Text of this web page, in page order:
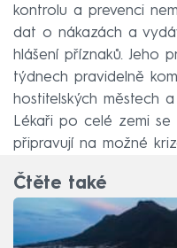
kontrolu a prevenci
dat o nákazách a
hlášení příznaků. Jeho
týdnech pravidelně
hostitelských městech
Lékaři po celé zemi se
připravují na možné
Čtěte také